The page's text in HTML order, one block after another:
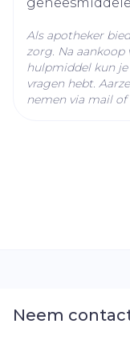
Als apotheker
zorg. Na aankoop
hulpmiddel kun
vragen hebt.
nemen via mail of
Neem